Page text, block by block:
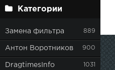
Категории
Замена фильтра 889
Антон Воротников 900
DragtimesInfo 1031